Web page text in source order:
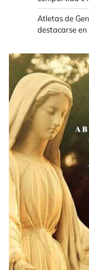
Atletas de
destacarse en